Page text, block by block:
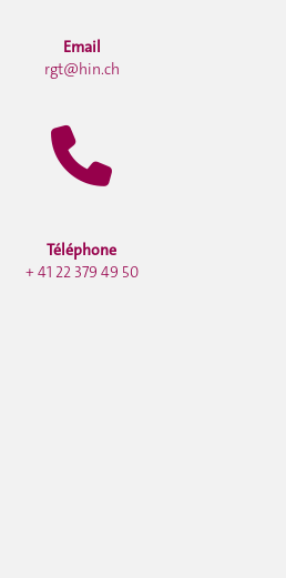
Email
rgt@hin.ch
Téléphone
+ 41 22 379 49 50